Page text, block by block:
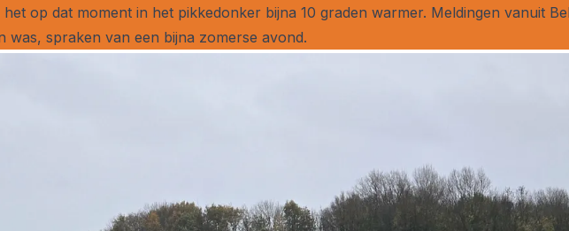
op dat moment in het pikkedonker bijna 10 graden warmer. Meldingen vanuit
was, spraken van een bijna zomerse avond.